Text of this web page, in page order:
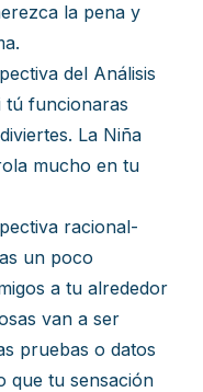
la pena y
del Análisis
tú funcionaras
La Niña
mucho en tu
racional-
un poco
a tu alrededor
van a ser
pruebas o datos
que tu sensación